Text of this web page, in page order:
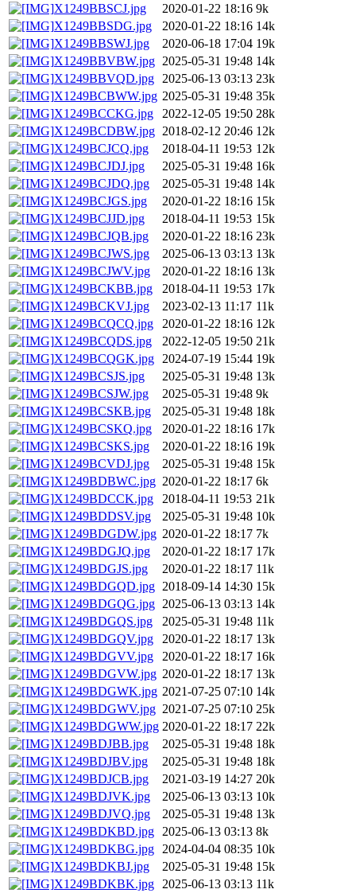
X1249BBSCJ.jpg
2020-01-22 18:16 9k
X1249BBSDG.jpg
2020-01-22 18:16 14k
X1249BBSWJ.jpg
2020-06-18 17:04 19k
X1249BBVBW.jpg 2025-05-31 19:48 14k
X1249BBVQD.jpg
2025-06-13 03:13 23k
X1249BCBWW.jpg 2025-05-31 19:48 35k
X1249BCCKG.jpg
2022-12-05 19:50 28k
X1249BCDBW.jpg 2018-02-12 20:46 12k
X1249BCJCQ.jpg
2018-04-11 19:53 12k
X1249BCJDJ.jpg
2025-05-31 19:48 16k
X1249BCJDQ.jpg
2025-05-31 19:48 14k
X1249BCJGS.jpg
2020-01-22 18:16 15k
X1249BCJJD.jpg
2018-04-11 19:53 15k
X1249BCJQB.jpg
2020-01-22 18:16 23k
X1249BCJWS.jpg
2025-06-13 03:13 13k
X1249BCJWV.jpg
2020-01-22 18:16 13k
X1249BCKBB.jpg
2018-04-11 19:53 17k
X1249BCKVJ.jpg
2023-02-13 11:17 11k
X1249BCQCQ.jpg
2020-01-22 18:16 12k
X1249BCQDS.jpg
2022-12-05 19:50 21k
X1249BCQGK.jpg
2024-07-19 15:44 19k
X1249BCSJS.jpg
2025-05-31 19:48 13k
X1249BCSJW.jpg
2025-05-31 19:48 9k
X1249BCSKB.jpg
2025-05-31 19:48 18k
X1249BCSKQ.jpg
2020-01-22 18:16 17k
X1249BCSKS.jpg
2020-01-22 18:16 19k
X1249BCVDJ.jpg
2025-05-31 19:48 15k
X1249BDBWC.jpg 2020-01-22 18:17 6k
X1249BDCCK.jpg
2018-04-11 19:53 21k
X1249BDDSV.jpg
2025-05-31 19:48 10k
X1249BDGDW.jpg 2020-01-22 18:17 7k
X1249BDGJQ.jpg
2020-01-22 18:17 17k
X1249BDGJS.jpg
2020-01-22 18:17 11k
X1249BDGQD.jpg 2018-09-14 14:30 15k
X1249BDGQG.jpg 2025-06-13 03:13 14k
X1249BDGQS.jpg
2025-05-31 19:48 11k
X1249BDGQV.jpg
2020-01-22 18:17 13k
X1249BDGVV.jpg
2020-01-22 18:17 16k
X1249BDGVW.jpg 2020-01-22 18:17 13k
X1249BDGWK.jpg 2021-07-25 07:10 14k
X1249BDGWV.jpg 2021-07-25 07:10 25k
X1249BDGWW.jpg 2020-01-22 18:17 22k
X1249BDJBB.jpg
2025-05-31 19:48 18k
X1249BDJBV.jpg
2025-05-31 19:48 18k
X1249BDJCB.jpg
2021-03-19 14:27 20k
X1249BDJVK.jpg
2025-06-13 03:13 10k
X1249BDJVQ.jpg
2025-05-31 19:48 13k
X1249BDKBD.jpg
2025-06-13 03:13 8k
X1249BDKBG.jpg
2024-04-04 08:35 10k
X1249BDKBJ.jpg
2025-05-31 19:48 15k
X1249BDKBK.jpg
2025-06-13 03:13 11k